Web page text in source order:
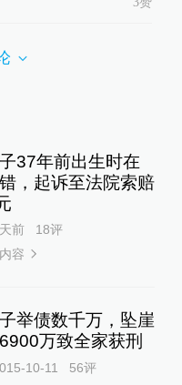
37年前出生时在
，起诉至法院索赔
前 18评
容
举债数千万，坠崖
万致全家获刑
10-11 56评